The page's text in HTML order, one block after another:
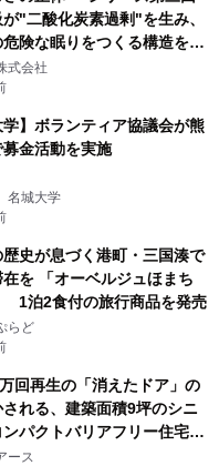
"二酸化炭素過剰"を生み、
険な眠りをつくる構造を解
式会社
学】ボランティア協議会が熊
金活動を実施
城大学
史が息づく港町・三国湊で
在を 「オーベルジュほまち
1泊2食付の旅行商品を発売
らど
回再生の「消えたドア」の
れる、建築面積9坪のシニ
パクトバリアフリー住宅が
ース